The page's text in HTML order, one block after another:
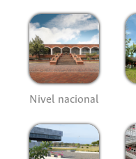
Nivel nacional